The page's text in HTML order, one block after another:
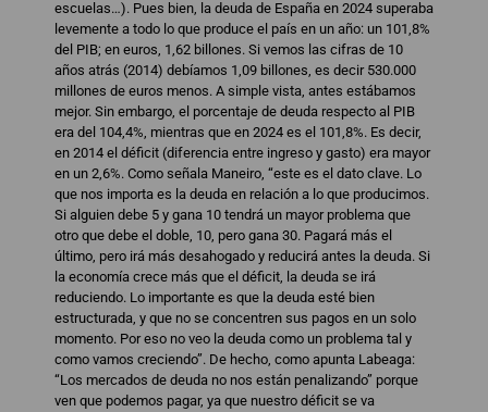
escuelas…). Pues bien, la deuda de España en 2024 superaba
levemente a todo lo que produce el país en un año: un 101,8%
del PIB; en euros, 1,62 billones. Si vemos las cifras de 10
años atrás (2014) debíamos 1,09 billones, es decir 530.000
millones de euros menos. A simple vista, antes estábamos
mejor. Sin embargo, el porcentaje de deuda respecto al PIB
era del 104,4%, mientras que en 2024 es el 101,8%. Es decir,
en 2014 el déficit (diferencia entre ingreso y gasto) era mayor
en un 2,6%. Como señala Maneiro, “este es el dato clave. Lo
que nos importa es la deuda en relación a lo que producimos.
Si alguien debe 5 y gana 10 tendrá un mayor problema que
otro que debe el doble, 10, pero gana 30. Pagará más el
último, pero irá más desahogado y reducirá antes la deuda. Si
la economía crece más que el déficit, la deuda se irá
reduciendo. Lo importante es que la deuda esté bien
estructurada, y que no se concentren sus pagos en un solo
momento. Por eso no veo la deuda como un problema tal y
como vamos creciendo”. De hecho, como apunta Labeaga:
“Los mercados de deuda no nos están penalizando” porque
ven que podemos pagar, ya que nuestro déficit se va